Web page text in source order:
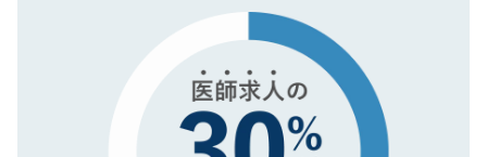
で、機密保持に関してもご安心ください。